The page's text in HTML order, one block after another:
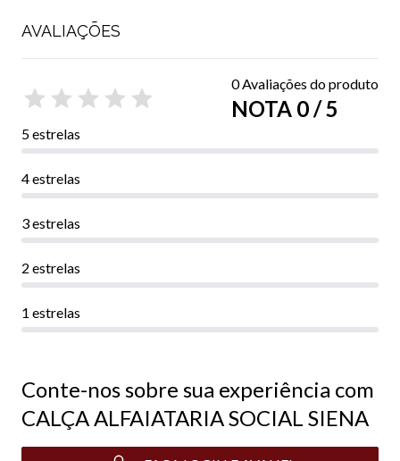
AVALIAÇÕES
0 Avaliações do produto
NOTA 0 / 5
5 estrelas
4 estrelas
3 estrelas
2 estrelas
1 estrelas
Conte-nos sobre sua experiência com
CALÇA ALFAIATARIA SOCIAL SIENA